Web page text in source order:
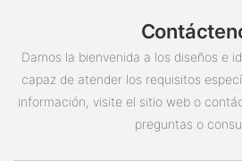
Damos la bienvenida a los diseños e
capaz de atender los requisitos
información, visite el sitio web o
preguntas o